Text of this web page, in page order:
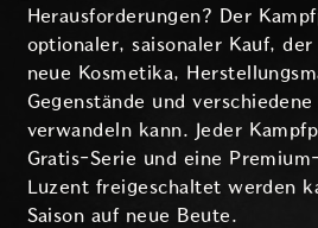
Herausforderungen? Der
optionaler, saisonaler Kauf,
neue Kosmetika,
Gegenstände und
verwandeln kann. Jeder
Gratis-Serie und eine
Luzent freigeschaltet werden
Saison auf neue Beute.